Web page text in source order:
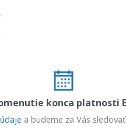
konca platnosti
a budeme za Vás